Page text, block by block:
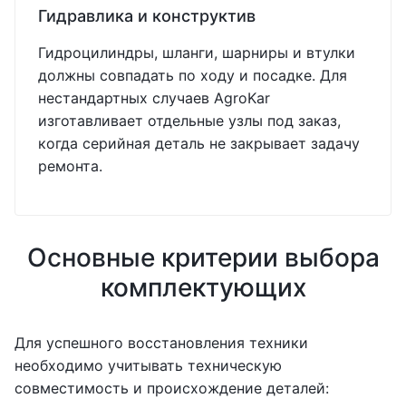
Гидравлика и конструктив
Гидроцилиндры, шланги, шарниры и втулки
должны совпадать по ходу и посадке. Для
нестандартных случаев AgroKar
изготавливает отдельные узлы под заказ,
когда серийная деталь не закрывает задачу
ремонта.
Основные критерии выбора
комплектующих
Для успешного восстановления техники
необходимо учитывать техническую
совместимость и происхождение деталей: